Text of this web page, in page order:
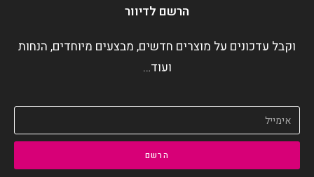
הרשם לדיוור
וקבל עדכונים על מוצרים חדשים, מבצעים מיוחדים, הנחות
ועוד…
הרשם